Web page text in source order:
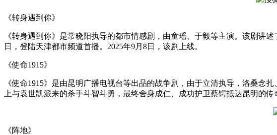
《转身遇到你》
《转身遇到你》是常晓阳执导的都市情感剧，由童瑶、于毅等主演。该剧讲
日，登陆天津都市频道首播。2025年9月8日，该剧上线。
《使命1915》
《使命1915》是由昆明广播电视台等出品的战争剧，由于立清执导，洛桑
上与袁世凯派来的杀手斗智斗勇，最终舍身成仁、成功护卫蔡锷抵达昆明的传
《阵地》